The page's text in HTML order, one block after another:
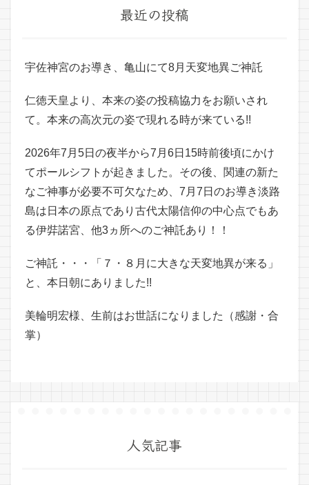
最近の投稿
宇佐神宮のお導き、亀山にて8月天変地異ご神託
仁徳天皇より、本来の姿の投稿協力をお願いされ
て。本来の高次元の姿で現れる時が来ている!!
2026年7月5日の夜半から7月6日15時前後頃にかけ
てポールシフトが起きました。その後、関連の新た
なご神事が必要不可欠なため、7月7日のお導き淡路
島は日本の原点であり古代太陽信仰の中心点でもあ
る伊弉諾宮、他3ヵ所へのご神託あり！！
ご神託・・・「７・８月に大きな天変地異が来る」
と、本日朝にありました!!
美輪明宏様、生前はお世話になりました（感謝・合
掌）
人気記事